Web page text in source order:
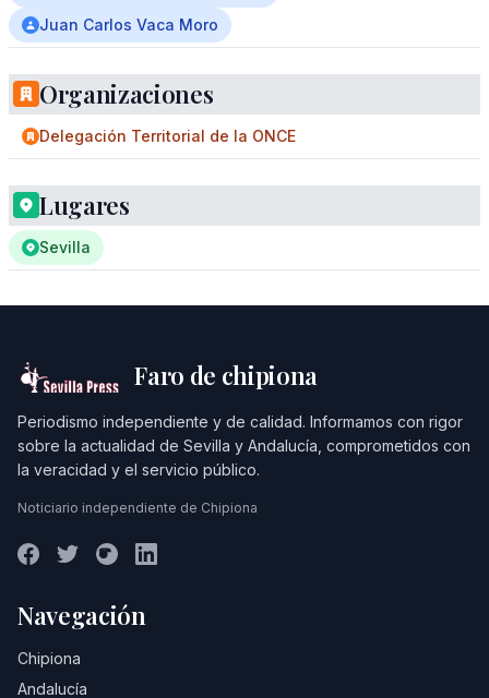
Juan Carlos Vaca Moro
Organizaciones
Delegación Territorial de la ONCE
Lugares
Sevilla
Faro de chipiona
Periodismo independiente y de calidad. Informamos con rigor
sobre la actualidad de Sevilla y Andalucía, comprometidos con
la veracidad y el servicio público.
Noticiario independiente de Chipiona
Navegación
Chipiona
Andalucía